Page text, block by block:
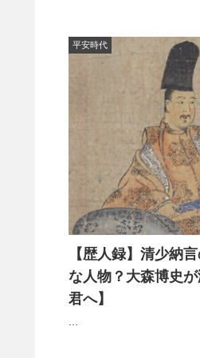
平安時代
【歴人録】清少納
な人物？大森博史
君へ】